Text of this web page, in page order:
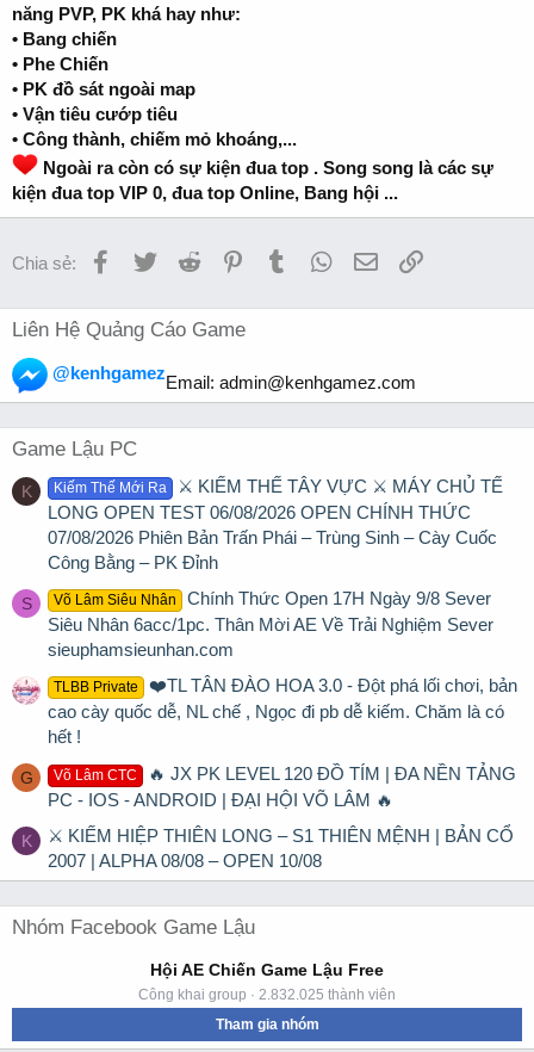
năng PVP, PK khá hay như:
• Bang chiến
• Phe Chiến
• PK đồ sát ngoài map
• Vận tiêu cướp tiêu
• Công thành, chiếm mỏ khoáng,...
Ngoài ra còn có sự kiện đua top . Song song là các sự
kiện đua top VIP 0, đua top Online, Bang hội ...
Chia sẻ: Facebook
TwitterReddit PinterestTumblrWhatsApp
EmailLink
Liên Hệ Quảng Cáo Game
@kenhgamezEmail: admin@kenhgamez.com
Game Lậu PC
K Kiếm Thế Mới Ra
⚔️ KIẾM THẾ TÂY VỰC ⚔️ MÁY CHỦ TẾ
LONG OPEN TEST 06/08/2026 OPEN CHÍNH THỨC
07/08/2026 Phiên Bản Trấn Phái – Trùng Sinh – Cày Cuốc
Công Bằng – PK Đỉnh
S Võ Lâm Siêu Nhân
Chính Thức Open 17H Ngày 9/8 Sever
Siêu Nhân 6acc/1pc. Thân Mời AE Về Trải Nghiệm Sever
sieuphamsieunhan.com
TLBB Private
❤️TL TÂN ĐÀO HOA 3.0 - Đột phá lối chơi, bản
cao cày quốc dễ, NL chế , Ngọc đi pb dễ kiếm. Chăm là có
hết !
G Võ Lâm CTC
🔥 JX PK LEVEL 120 ĐỒ TÍM | ĐA NỀN TẢNG
PC - IOS - ANDROID | ĐẠI HỘI VÕ LÂM 🔥
K
⚔ KIẾM HIỆP THIÊN LONG – S1 THIÊN MỆNH | BẢN CỔ
2007 | ALPHA 08/08 – OPEN 10/08
Nhóm Facebook Game Lậu
Hội AE Chiến Game Lậu Free
Công khai group · 2.832.025 thành viên
Tham gia nhóm